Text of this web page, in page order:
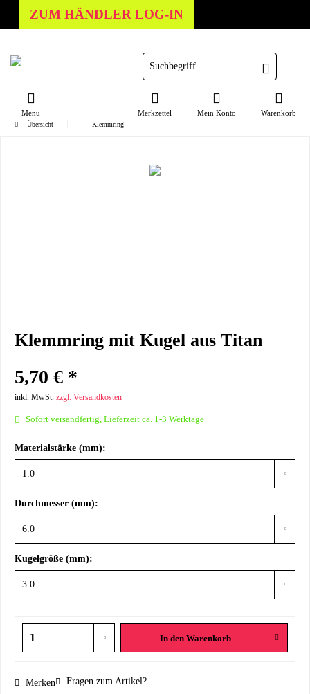
ZUM HÄNDLER LOG-IN
Menü Warenkorb
Merkzettel Mein Konto
Übersicht Klemmring
Klemmring mit Kugel aus Titan
5,70 € *
inkl. MwSt. zzgl. Versandkosten
Sofort versandfertig, Lieferzeit ca. 1-3 Werktage
Materialstärke (mm):
Durchmesser (mm):
Kugelgröße (mm):
In den Warenkorb
Merken Fragen zum Artikel?